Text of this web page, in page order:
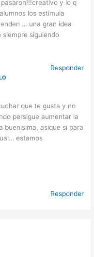
y lo q
los estimula
… una gran idea
siguiendo
Responder
que te gusta y no
persigue aumentar la
buenisima, asique si para
estamos
Responder